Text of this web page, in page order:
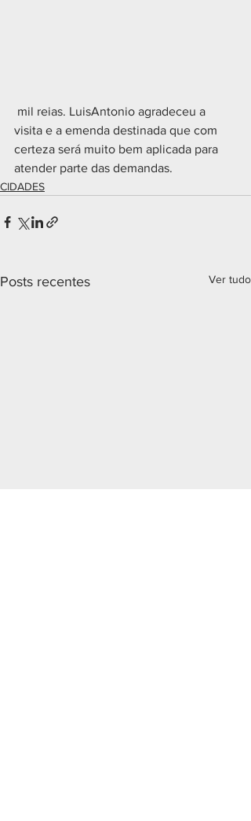
visita e a emenda destinada que com
certeza será muito bem aplicada para
atender parte das demandas.
CIDADES
Posts recentes Ver tudo